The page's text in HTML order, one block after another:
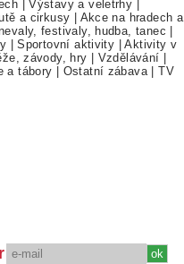
|Výstavy a veletrhy |
a cirkusy | Akce na hradech a
festivaly, hudba, tanec |
|Sportovní aktivity |Aktivity v
závody, hry | Vzdělávání |
a tábory | Ostatní zábava |TV